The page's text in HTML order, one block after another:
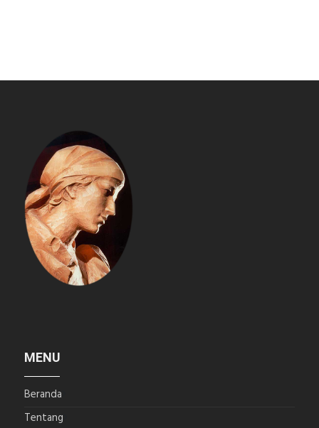
MENU
Beranda
Tentang